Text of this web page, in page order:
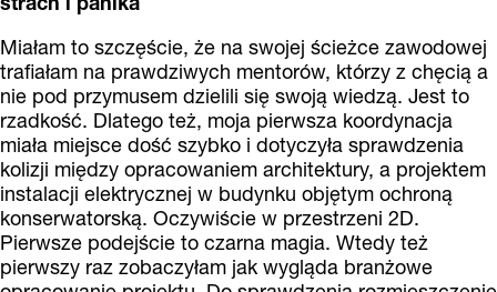
Miałam to szczęście, że na swojej ścieżce zawodowej
trafiałam na prawdziwych mentorów, którzy z chęcią a
nie pod przymusem dzielili się swoją wiedzą. Jest to
rzadkość. Dlatego też, moja pierwsza koordynacja
miała miejsce dość szybko i dotyczyła sprawdzenia
kolizji między opracowaniem architektury, a projektem
instalacji elektrycznej w budynku objętym ochroną
konserwatorską. Oczywiście w przestrzeni 2D.
Pierwsze podejście to czarna magia. Wtedy też
pierwszy raz zobaczyłam jak wygląda branżowe